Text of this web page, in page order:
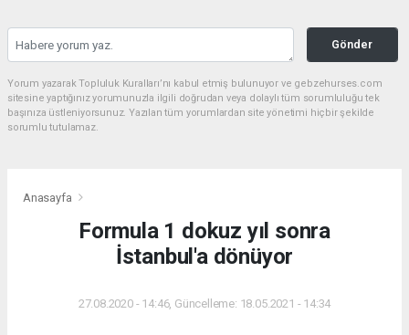
Gönder
Yorum yazarak Topluluk Kuralları’nı kabul etmiş bulunuyor ve gebzehurses.com
sitesine yaptığınız yorumunuzla ilgili doğrudan veya dolaylı tüm sorumluluğu tek
başınıza üstleniyorsunuz. Yazılan tüm yorumlardan site yönetimi hiçbir şekilde
sorumlu tutulamaz.
Anasayfa
Formula 1 dokuz yıl sonra
İstanbul'a dönüyor
27.08.2020 - 14:46, Güncelleme: 18.05.2021 - 14:34